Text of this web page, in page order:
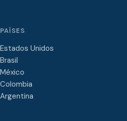
PAÍSES
Estados Unidos
Brasil
México
Colombia
Argentina